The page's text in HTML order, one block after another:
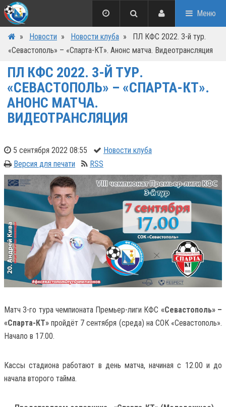
Меню
» Новости » Новости клуба »
ПЛ КФС 2022. 3-й тур.
«Севастополь» – «Спарта-КТ». Анонс матча. Видеотрансляция
ПЛ КФС 2022. 3-Й ТУР.
«СЕВАСТОПОЛЬ» – «СПАРТА-КТ».
АНОНС МАТЧА.
ВИДЕОТРАНСЛЯЦИЯ
5 сентября 2022 08:55
Новости клуба
Версия для печати
RSS
Матч 3-го тура чемпионата Премьер-лиги КФС «Севастополь» –
«Спарта-КТ» пройдёт 7 сентября (среда) на СОК «Севастополь».
Начало в 17.00.
Кассы стадиона работают в день матча, начиная с 12.00 и до
начала второго тайма.